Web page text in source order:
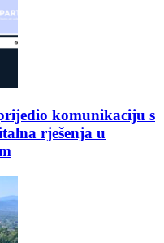
komunikaciju s
rješenja u